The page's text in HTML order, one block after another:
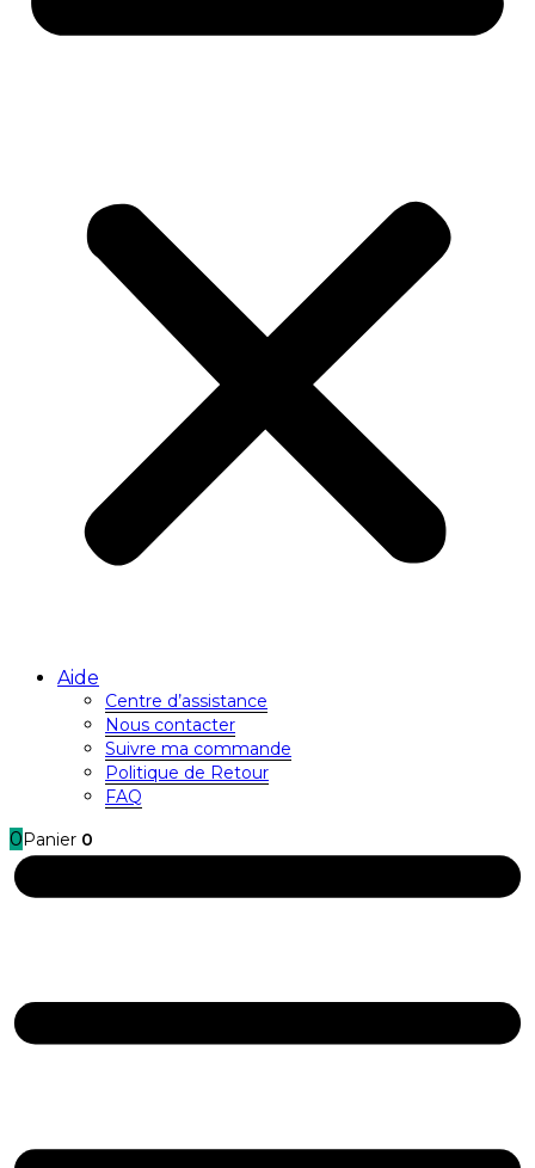
Aide
Centre d’assistance
Nous contacter
Suivre ma commande
Politique de Retour
FAQ
0 Panier 0